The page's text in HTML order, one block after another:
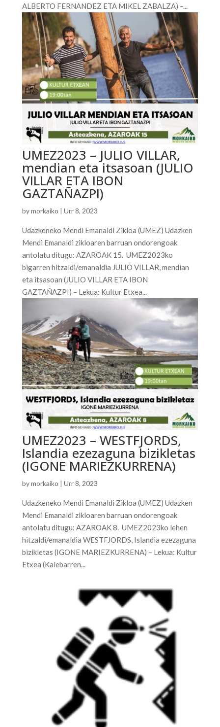
ALBERTO FERNANDEZ ETA MIKEL ZABALZA) –...
UMEZ2023 – JULIO VILLAR,
mendian eta itsasoan (JULIO
VILLAR ETA IBON
GAZTAÑAZPI)
bymorkaiko | Urr 8, 2023
Udazkeneko Mendi Emanaldi Zikloa (UMEZ) Udazken
Mendi Emanaldi zikloaren barruan ondorengoak
antolatu ditugu: AZAROAK 15. UMEZ2023ko
bigarren hitzaldi/emanaldia JULIO VILLAR, mendian
eta itsasoan (JULIO VILLAR ETA IBON
GAZTAÑAZPI) – Lekua: Kultur Etxea...
UMEZ2023 – WESTFJORDS,
Islandia ezezaguna bizikletas
(IGONE MARIEZKURRENA)
bymorkaiko | Urr 8, 2023
Udazkeneko Mendi Emanaldi Zikloa (UMEZ) Udazken
Mendi Emanaldi zikloaren barruan ondorengoak
antolatu ditugu: AZAROAK 8. UMEZ2023ko lehen
hitzaldi/emanaldia WESTFJORDS, Islandia ezezaguna
bizikletas (IGONE MARIEZKURRENA) – Lekua: Kultur
Etxea (Kalebarren...